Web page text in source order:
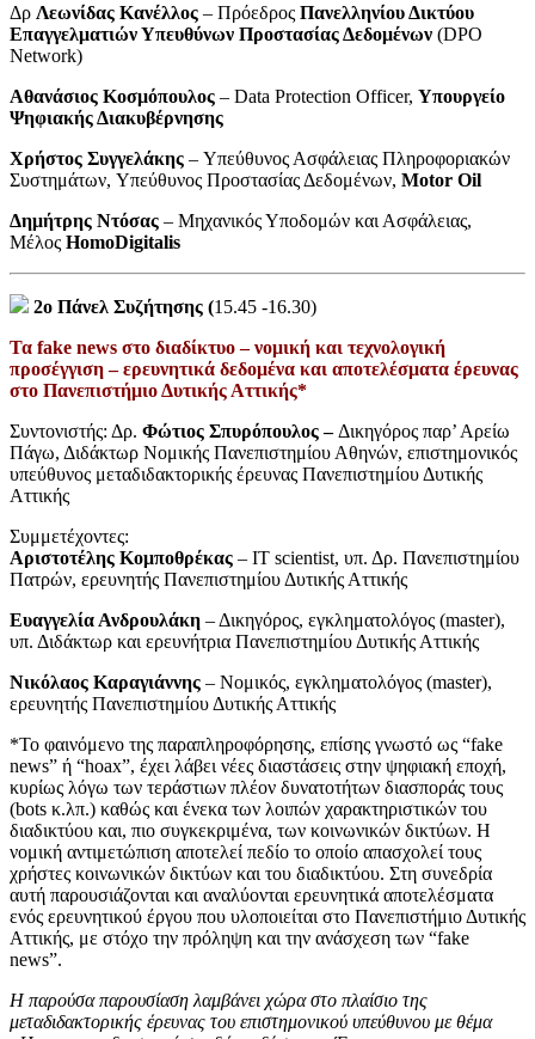
Δρ Λεωνίδας Κανέλλος – Πρόεδρος Πανελληνίου Δικτύου
Επαγγελματιών Υπευθύνων Προστασίας Δεδομένων (DPO
Network)
Αθανάσιος Κοσμόπουλος – Data Protection Officer, Υπουργείο
Ψηφιακής Διακυβέρνησης
Χρήστος Συγγελάκης – Υπεύθυνος Ασφάλειας Πληροφοριακών
Συστημάτων, Υπεύθυνος Προστασίας Δεδομένων, Motor Oil
Δημήτρης Ντόσας – Μηχανικός Υποδομών και Ασφάλειας,
Μέλος HomoDigitalis
2ο Πάνελ Συζήτησης (15.45 -16.30)
Τα fake news στο διαδίκτυο – νομική και τεχνολογική
προσέγγιση – ερευνητικά δεδομένα και αποτελέσματα έρευνας
στο Πανεπιστήμιο Δυτικής Αττικής*
Συντονιστής: Δρ. Φώτιος Σπυρόπουλος – Δικηγόρος παρ’ Αρείω
Πάγω, Διδάκτωρ Νομικής Πανεπιστημίου Αθηνών, επιστημονικός
υπεύθυνος μεταδιδακτορικής έρευνας Πανεπιστημίου Δυτικής
Αττικής
Συμμετέχοντες:
Αριστοτέλης Κομποθρέκας – IT scientist, υπ. Δρ. Πανεπιστημίου
Πατρών, ερευνητής Πανεπιστημίου Δυτικής Αττικής
Ευαγγελία Ανδρουλάκη – Δικηγόρος, εγκληματολόγος (master),
υπ. Διδάκτωρ και ερευνήτρια Πανεπιστημίου Δυτικής Αττικής
Νικόλαος Καραγιάννης – Νομικός, εγκληματολόγος (master),
ερευνητής Πανεπιστημίου Δυτικής Αττικής
*Το φαινόμενο της παραπληροφόρησης, επίσης γνωστό ως “fake
news” ή “hoax”, έχει λάβει νέες διαστάσεις στην ψηφιακή εποχή,
κυρίως λόγω των τεράστιων πλέον δυνατοτήτων διασποράς τους
(bots κ.λπ.) καθώς και ένεκα των λοιπών χαρακτηριστικών του
διαδικτύου και, πιο συγκεκριμένα, των κοινωνικών δικτύων. Η
νομική αντιμετώπιση αποτελεί πεδίο το οποίο απασχολεί τους
χρήστες κοινωνικών δικτύων και του διαδικτύου. Στη συνεδρία
αυτή παρουσιάζονται και αναλύονται ερευνητικά αποτελέσματα
ενός ερευνητικού έργου που υλοποιείται στο Πανεπιστήμιο Δυτικής
Αττικής, με στόχο την πρόληψη και την ανάσχεση των “fake
news”.
Η παρούσα παρουσίαση λαμβάνει χώρα στο πλαίσιο της
μεταδιδακτορικής έρευνας του επιστημονικού υπεύθυνου με θέμα